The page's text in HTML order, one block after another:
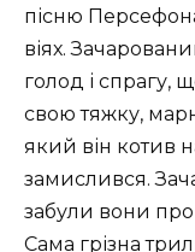
пісню
віях.
голод і спрагу,
свою тяжку,
який він котив
замислився.
забули вони
Сама грізна